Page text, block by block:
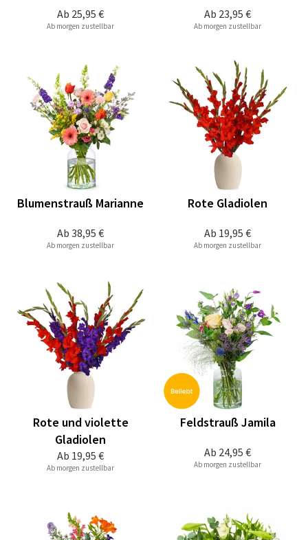
Ab 25,95 €
Ab morgen zustellbar
Ab 23,95 €
Ab morgen zustellbar
Ab 38,95 €
Blumenstrauß Marianne
Ab morgen zustellbar
Ab 19,95 €
Rote Gladiolen
Ab morgen zustellbar
Ab 19,95 €
Rote und violette
Gladiolen
Ab morgen zustellbar
Ab 24,95 €
Feldstrauß Jamila
Ab morgen zustellbar